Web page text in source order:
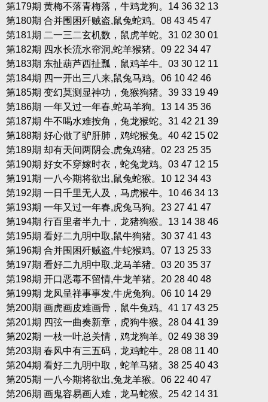
第179期 黄梅不落青梅落，牛鸡龙狗。14 36 32 13
第180期 合并围困歼贼盗,鼠兔蛇鸡。08 43 45 47
第181期 二一三二玄机数，鼠虎羊蛇。31 02 30 01
第182期 四水长流水帘洞,蛇羊猴猪。09 22 34 47
第183期 东扯葫芦西扯瓢，鼠鸡羊牛。03 30 12 11
第184期 四一开出三八来,鼠兔马鸡。06 10 42 46
第185期 变幻莫测显神功，兔猴狗猪。39 33 19 49
第186期 一年又过一年春,蛇马羊狗。13 14 35 36
第187期 牛不喝水难按角，兔龙猴蛇。31 42 21 39
第188期 好心做了驴肝肺，鸡蛇猴兔。40 42 15 02
第189期 却有天间两阴会,虎兔鸡猪。02 23 25 35
第190期 好女不穿嫁时衣，蛇兔龙鸡。03 47 12 15
第191期 一八今期将欲出,鼠兔蛇猴。10 12 34 43
第192期 一日千里无人及，马虎猴牛。10 46 34 13
第193期 一年又过一年春,虎兔马狗。23 27 41 47
第194期 行百里者半九十，龙猪狗猴。13 14 38 46
第195期 看好二九明中取,鼠牛狗猪。30 37 41 43
第196期 合并围困歼贼盗,牛蛇猴鸡。07 13 25 33
第197期 看好二九明中取,龙马羊猪。03 20 35 37
第198期 开口恶毒不留情,牛龙羊猪。20 28 40 48
第199期 龙凤呈祥事事发,牛虎兔狗。06 10 14 29
第200期 画虎画皮难画骨，鼠牛兔鸡。41 17 43 25
第201期 四弦一曲奏新章，虎狗牛猴。28 04 41 39
第202期 一枝一叶总关情，鸡龙狗羊。02 49 38 39
第203期 春风中有三五码，龙鸡蛇牛。28 08 11 40
第204期 看好二九明中取，蛇羊马猪。38 25 40 43
第205期 一八今期将欲出,兔龙羊猴。06 22 40 47
第206期 画鬼容易画人难，龙马蛇猴。25 42 14 31